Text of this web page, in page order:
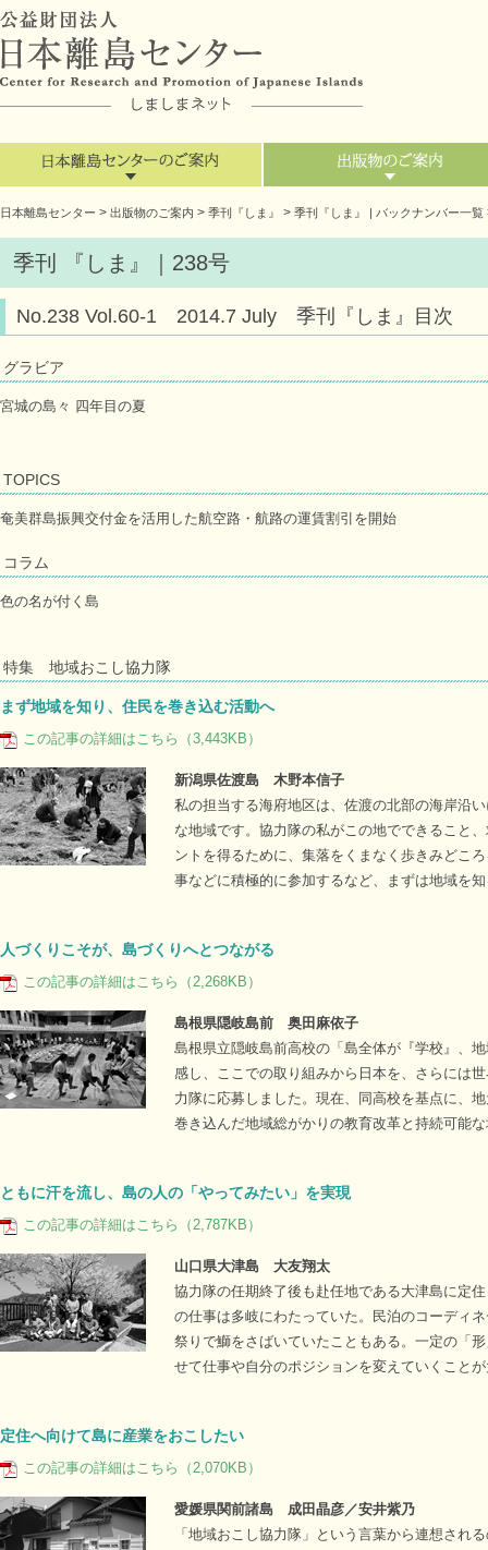
日本離島センター > 出版物のご案内 > 季刊『しま』 > 季刊『しま』 | バックナンバー一覧
季刊 『しま』｜238号
No.238 Vol.60-1 2014.7 July 季刊『しま』目次
グラビア
宮城の島々 四年目の夏
TOPICS
奄美群島振興交付金を活用した航空路・航路の運賃割引を開始
コラム
色の名が付く島
特集 地域おこし協力隊
まず地域を知り、住民を巻き込む活動へ
この記事の詳細はこちら（3,443KB）
新潟県佐渡島 木野本信子
私の担当する海府地区は、佐渡の北部の海岸沿
な地域です。協力隊の私がこの地でできること
ントを得るために、集落をくまなく歩きみどこ
事などに積極的に参加するなど、まずは地域を
人づくりこそが、島づくりへとつながる
この記事の詳細はこちら（2,268KB）
島根県隠岐島前 奥田麻依子
島根県立隠岐島前高校の「島全体が『学校』、
感し、ここでの取り組みから日本を、さらには
力隊に応募しました。現在、同高校を基点に、
巻き込んだ地域総がかりの教育改革と持続可能
ともに汗を流し、島の人の「やってみたい」を実現
この記事の詳細はこちら（2,787KB）
山口県大津島 大友翔太
協力隊の任期終了後も赴任地である大津島に定
の仕事は多岐にわたっていた。民泊のコーディ
祭りで鰤をさばいていたこともある。一定の「
せて仕事や自分のポジションを変えていくこと
定住へ向けて島に産業をおこしたい
この記事の詳細はこちら（2,070KB）
愛媛県関前諸島 成田晶彦／安井紫乃
「地域おこし協力隊」という言葉から連想され